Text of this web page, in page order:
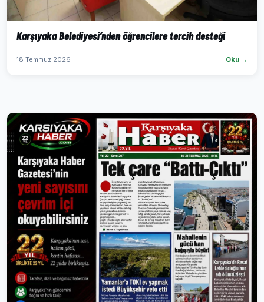
Karşıyaka Belediyesi’nden öğrencilere tercih desteği
18 Temmuz 2026 Oku →